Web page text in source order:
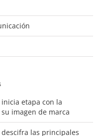
etapa con la
imagen de marca
descifra las principales